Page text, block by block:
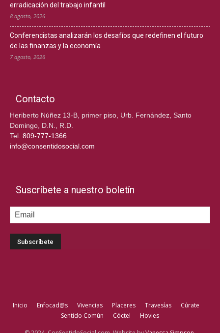
erradicación del trabajo infantil
8 agosto, 2026
Conferencistas analizarán los desafíos que redefinen el futuro
de las finanzas y la economía
7 agosto, 2026
Contacto
Heriberto Núñez 13-B, primer piso, Urb. Fernández, Santo
Domingo, D.N., R.D.
Tel. 809-777-1366
info@consentidosocial.com
Suscríbete a nuestro boletín
Inicio Enfocad@s Vivencias Placeres Travesías
Cúrate
Sentido Común
Cóctel Hovies